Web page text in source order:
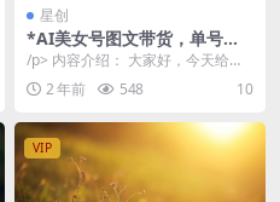
星创
*AI美女号图文带货，单号月
入五位数，可做矩阵号，全AI
创作素材【揭秘】
/p> 内容介绍： 大家好，今天给大
家更新一下AI美女号图文带货的*玩
法，这个玩...
2 年前 548 10
VIP